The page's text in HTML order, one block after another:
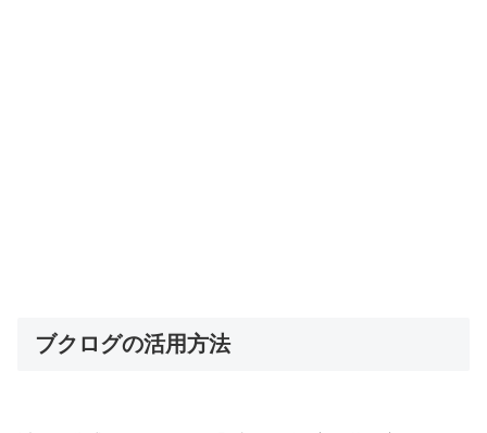
ブクログの活用方法